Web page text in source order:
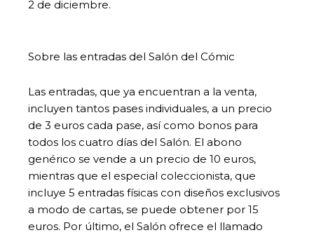
2 de diciembre.
Sobre las entradas del Salón del Cómic
Las entradas, que ya encuentran a la venta,
incluyen tantos pases individuales, a un precio
de 3 euros cada pase, así como bonos para
todos los cuatro días del Salón. El abono
genérico se vende a un precio de 10 euros,
mientras que el especial coleccionista, que
incluye 5 entradas físicas con diseños exclusivos
a modo de cartas, se puede obtener por 15
euros. Por último, el Salón ofrece el llamado